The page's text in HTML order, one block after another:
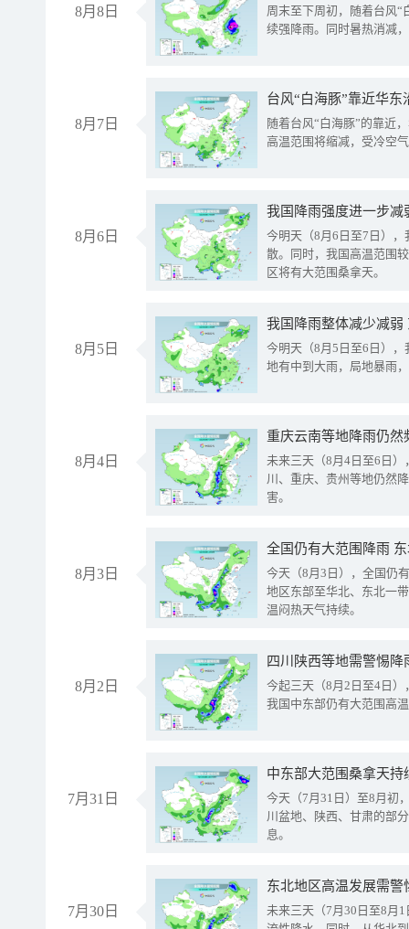
8月8日
周末至下周初，随着台风“
续强降雨。同时暑热消减
8月7日
台风“白海豚”靠近华
随着台风“白海豚”的靠近
高温范围将缩减，受冷空
8月6日
今明天（8月6日至7日）
散。同时，我国高温范围
区将有大范围桑拿天。
8月5日
我国降雨整体减少减弱
今明天（8月5日至6日）
地有中到大雨，局地暴雨
8月4日
重庆云南等地降雨仍然
未来三天（8月4日至6日
川、重庆、贵州等地仍然
害。
8月3日
全国仍有大范围降雨
今天（8月3日），全国仍
地区东部至华北、东北一
温闷热天气持续。
8月2日
今起三天（8月2日至4日
我国中东部仍有大范围高
7月31日
中东部大范围桑拿天
今天（7月31日）至8月初
川盆地、陕西、甘肃的部
息。
7月30日
东北地区高温发展需
未来三天（7月30日至8月